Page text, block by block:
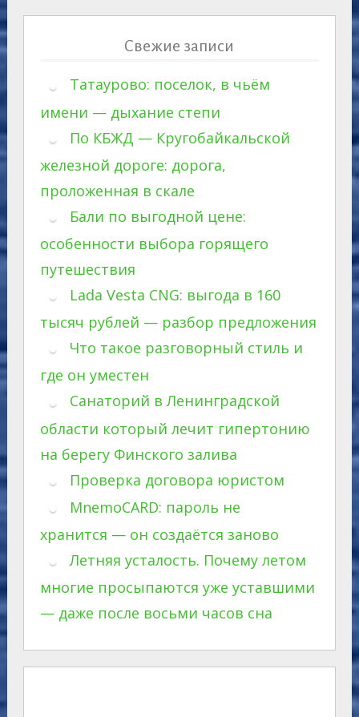
Свежие записи
Татаурово: поселок, в чьём
имени — дыхание степи
По КБЖД — Кругобайкальской
железной дороге: дорога,
проложенная в скале
Бали по выгодной цене:
особенности выбора горящего
путешествия
Lada Vesta CNG: выгода в 160
тысяч рублей — разбор предложения
Что такое разговорный стиль и
где он уместен
Санаторий в Ленинградской
области который лечит гипертонию
на берегу Финского залива
Проверка договора юристом
MnemoCARD: пароль не
хранится — он создаётся заново
Летняя усталость. Почему летом
многие просыпаются уже уставшими
— даже после восьми часов сна